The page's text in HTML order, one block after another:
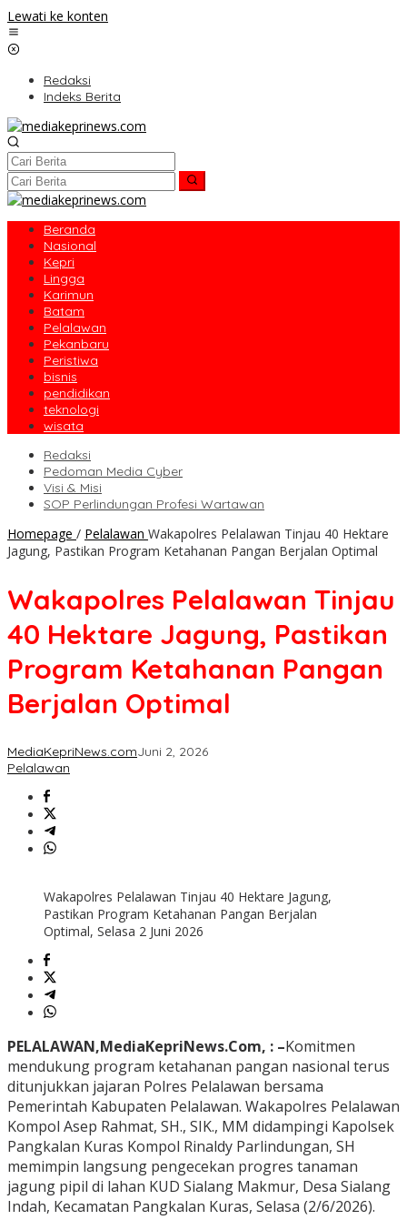
Lewati ke konten
Redaksi
Indeks Berita
Beranda
Nasional
Kepri
Lingga
Karimun
Batam
Pelalawan
Pekanbaru
Peristiwa
bisnis
pendidikan
teknologi
wisata
Redaksi
Pedoman Media Cyber
Visi & Misi
SOP Perlindungan Profesi Wartawan
Homepage / Pelalawan Wakapolres Pelalawan Tinjau 40 Hektare
Jagung, Pastikan Program Ketahanan Pangan Berjalan Optimal
Wakapolres Pelalawan Tinjau
40 Hektare Jagung, Pastikan
Program Ketahanan Pangan
Berjalan Optimal
MediaKepriNews.comJuni 2, 2026
Pelalawan
Wakapolres Pelalawan Tinjau 40 Hektare Jagung,
Pastikan Program Ketahanan Pangan Berjalan
Optimal, Selasa 2 Juni 2026
PELALAWAN,MediaKepriNews.Com, : –Komitmen
mendukung program ketahanan pangan nasional terus
ditunjukkan jajaran Polres Pelalawan bersama
Pemerintah Kabupaten Pelalawan. Wakapolres Pelalawan
Kompol Asep Rahmat, SH., SIK., MM didampingi Kapolsek
Pangkalan Kuras Kompol Rinaldy Parlindungan, SH
memimpin langsung pengecekan progres tanaman
jagung pipil di lahan KUD Sialang Makmur, Desa Sialang
Indah, Kecamatan Pangkalan Kuras, Selasa (2/6/2026).